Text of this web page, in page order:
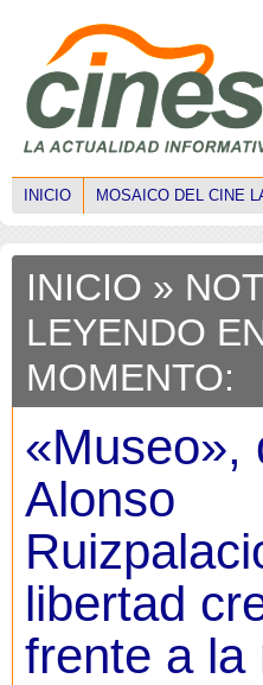
INICIO MOSAICO DEL CINE
INICIO »
LEYENDO
MOMENTO:
«Museo»,
Alonso
libertad
frente a la